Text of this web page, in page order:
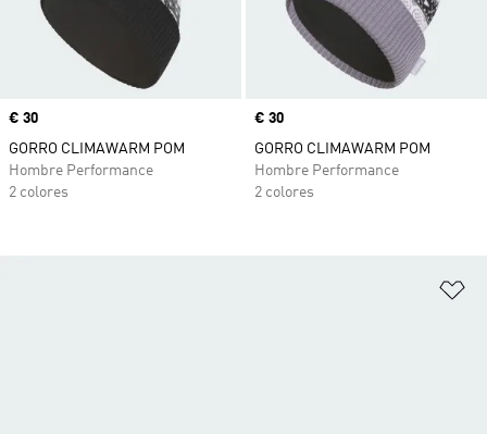
Precio
€ 30
GORRO CLIMAWARM POM
Hombre Performance
2 colores
Precio
€ 30
GORRO CLIMAWARM POM
Hombre Performance
2 colores